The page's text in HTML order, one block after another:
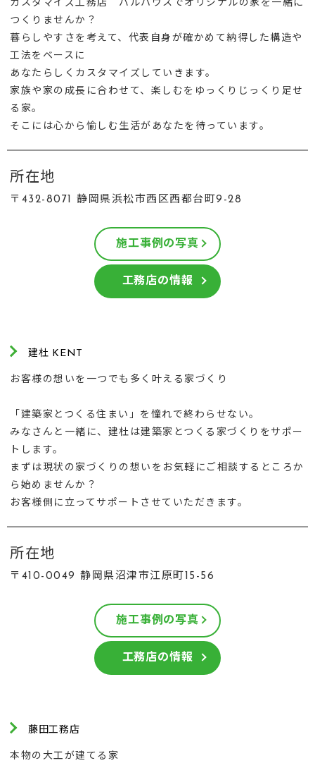
カスタマイズ工務店 バルハウスでオリジナルの家を一緒に
つくりませんか？
暮らしやすさを考えて、代表自身が確かめて納得した構造や
工法をベースに
あなたらしくカスタマイズしていきます。
家族や家の成長に合わせて、楽しむをゆっくりじっくり足せ
る家。
そこには心から愉しむ生活があなたを待っています。
所在地
〒432-8071 静岡県浜松市西区西都台町9-28
施工事例の写真
工務店の情報
建杜 KENT
お客様の想いを一つでも多く叶える家づくり
「建築家とつくる住まい」を憧れで終わらせない。
みなさんと一緒に、建杜は建築家とつくる家づくりをサポー
トします。
まずは現状の家づくりの想いをお気軽にご相談するところか
ら始めませんか？
お客様側に立ってサポートさせていただきます。
所在地
〒410-0049 静岡県沼津市江原町15-56
施工事例の写真
工務店の情報
藤田工務店
本物の大工が建てる家